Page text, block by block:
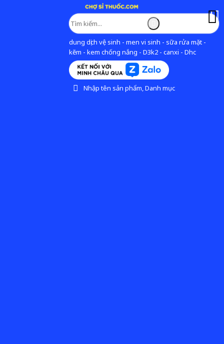
dung dịch vệ sinh - men vi sinh - sữa rửa mặt -
kẽm - kem chống nắng - D3k2 - canxi - Dhc
Nhập tên sản phẩm, Danh mục